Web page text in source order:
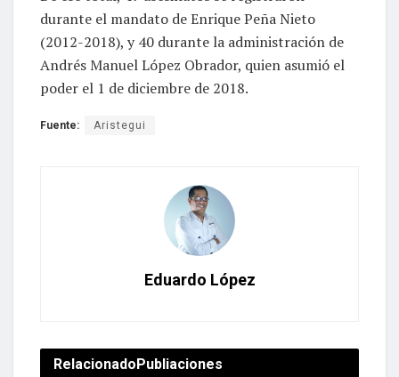
durante el mandato de Enrique Peña Nieto
(2012-2018), y 40 durante la administración de
Andrés Manuel López Obrador, quien asumió el
poder el 1 de diciembre de 2018.
Fuente: Aristegui
Eduardo López
RelacionadoPubliaciones